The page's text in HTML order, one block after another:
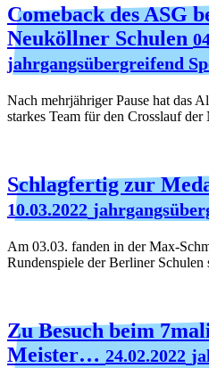
Comeback des ASG
Neuköllner Schulen
jahrgangsübergreifend
Nach mehrjähriger Pause hat das
starkes Team für den Crosslauf
Schlagfertig zur
10.03.2022
Am 03.03. fanden in der Max-
Rundenspiele der Berliner Schulen
Zu Besuch beim
Meister… 24.02.2022